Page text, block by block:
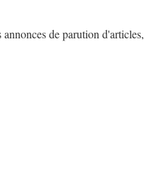
de parution d'articles,